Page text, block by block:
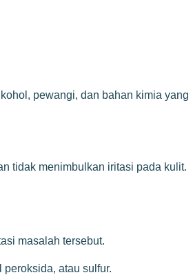
pewangi, dan bahan kimia yang
tidak menimbulkan iritasi pada kulit.
masalah tersebut.
atau sulfur.